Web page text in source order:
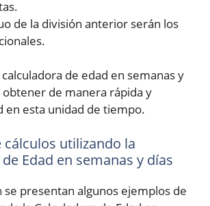
de la división anterior serán los
de edad en semanas y
obtener de manera rápida y
en esta unidad de tiempo.
cálculos utilizando la
Edad en semanas y días
se presentan algunos ejemplos de